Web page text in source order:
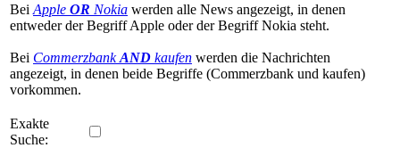
Bei Apple OR Nokia werden alle News angezeigt, in denen
entweder der Begriff Apple oder der Begriff Nokia steht.
Bei CommerzbankAND kaufen werden die Nachrichten
angezeigt, in denen beide Begriffe (Commerzbank und kaufen)
vorkommen.
Exakte
Suche: